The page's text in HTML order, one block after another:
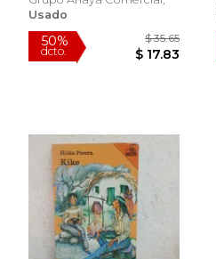
50%
dcto. $ 15.40
Usado